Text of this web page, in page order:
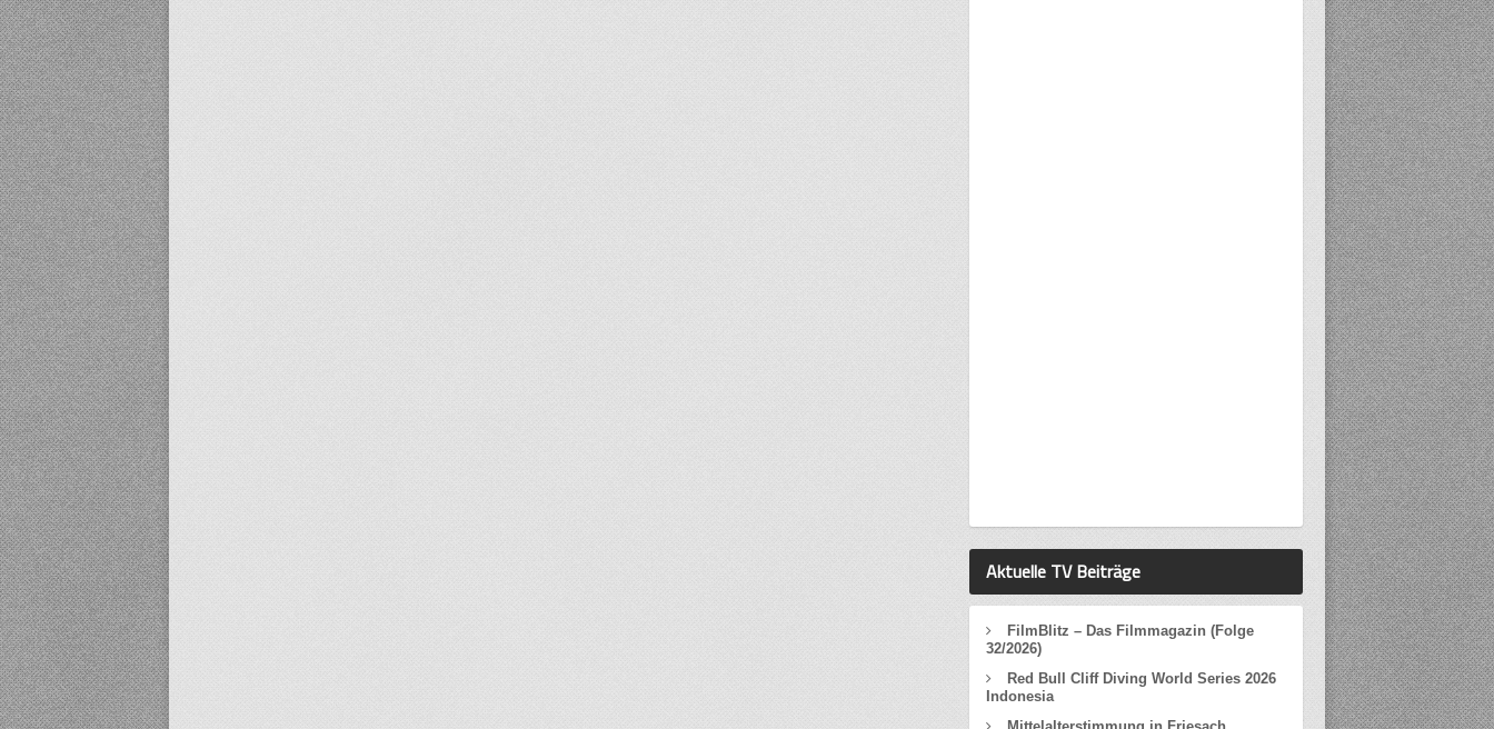
Aktuelle TV Beiträge
FilmBlitz – Das Filmmagazin (Folge
32/2026)
Red Bull Cliff Diving World Series 2026
Indonesia